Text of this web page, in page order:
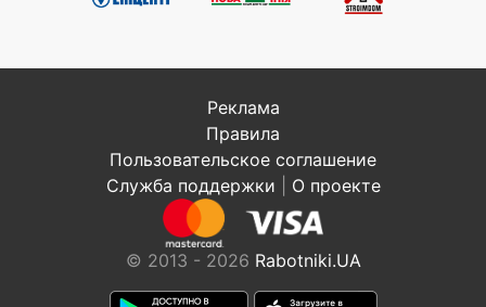
Реклама
Правила
Пользовательское соглашение
Служба поддержки
О проекте
© 2013 - 2026 Rabotniki.UA